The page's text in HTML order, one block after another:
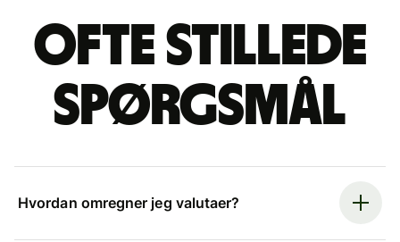
Ofte stillede
spørgsmål
Hvordan omregner jeg valutaer?